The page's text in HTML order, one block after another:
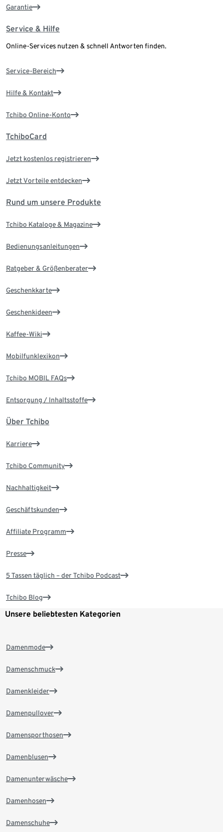
Garantie
Service & Hilfe
Online-Services nutzen & schnell Antworten finden.
Service-Bereich
Hilfe & Kontakt
Tchibo Online-Konto
TchiboCard
Jetzt kostenlos registrieren
Jetzt Vorteile entdecken
Rund um unsere Produkte
Tchibo Kataloge & Magazine
Bedienungsanleitungen
Ratgeber & Größenberater
Geschenkkarte
Geschenkideen
Kaffee-Wiki
Mobilfunklexikon
Tchibo MOBIL FAQs
Entsorgung / Inhaltsstoffe
Über Tchibo
Karriere
Tchibo Community
Nachhaltigkeit
Geschäftskunden
Affiliate Programm
Presse
5 Tassen täglich – der Tchibo Podcast
Tchibo Blog
Unsere beliebtesten Kategorien
Damenmode
Damenschmuck
Damenkleider
Damenpullover
Damensporthosen
Damenblusen
Damenunterwäsche
Damenhosen
Damenschuhe